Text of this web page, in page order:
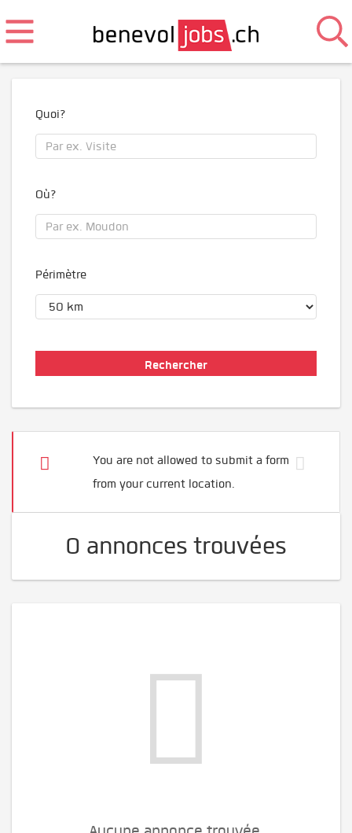
Quoi?
Où?
Périmètre
You are not allowed to submit a form
from your current location.
0 annonces trouvées